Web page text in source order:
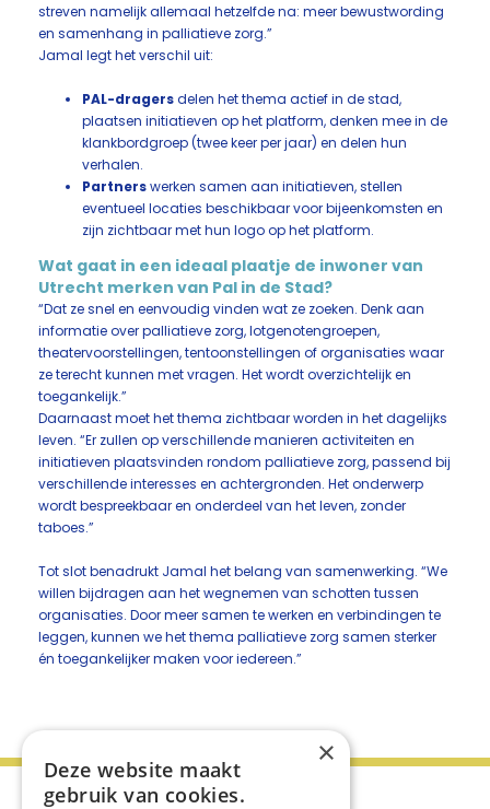
streven namelijk allemaal hetzelfde na: meer bewustwording
en samenhang in palliatieve zorg.”
Jamal legt het verschil uit:
PAL-dragersdelen het thema actief in de stad,
plaatsen initiatieven op het platform, denken mee in de
klankbordgroep (twee keer per jaar) en delen hun
verhalen.
Partnerswerken samen aan initiatieven, stellen
eventueel locaties beschikbaar voor bijeenkomsten en
zijn zichtbaar met hun logo op het platform.
Wat gaat in een ideaal plaatje de inwoner van
Utrecht merken van Pal in de Stad?
“Dat ze snel en eenvoudig vinden wat ze zoeken. Denk aan
informatie over palliatieve zorg, lotgenotengroepen,
theatervoorstellingen, tentoonstellingen of organisaties waar
ze terecht kunnen met vragen. Het wordt overzichtelijk en
toegankelijk.”
Daarnaast moet het thema zichtbaar worden in het dagelijks
leven. “Er zullen op verschillende manieren activiteiten en
initiatieven plaatsvinden rondom palliatieve zorg, passend bij
verschillende interesses en achtergronden. Het onderwerp
wordt bespreekbaar en onderdeel van het leven, zonder
taboes.”
Tot slot benadrukt Jamal het belang van samenwerking. “We
willen bijdragen aan het wegnemen van schotten tussen
organisaties. Door meer samen te werken en verbindingen te
leggen, kunnen we het thema palliatieve zorg samen sterker
én toegankelijker maken voor iedereen.”
×
Deze website maakt
gebruik van cookies.